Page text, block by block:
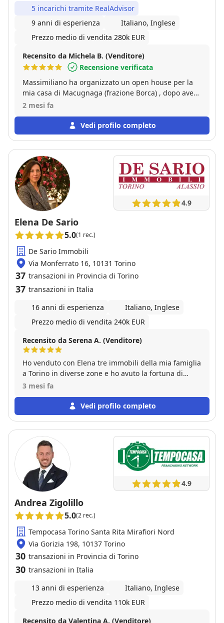
5 incarichi tramite RealAdvisor
9 anni di esperienza
Italiano, Inglese
Prezzo medio di vendita 280k EUR
Recensito da Michela B. (Venditore)
Recensione verificata
Massimiliano ha organizzato un open house per la
mia casa di Macugnaga (frazione Borca) , dopo aver
fatto i necessari sopralluoghi ed ottima pubblicità.
ha poi seguito passo passo fino al rogito con
impegno e pazienza!! Assolutamente TOP!!!
2 mesi fa
Vedi profilo completo
4.9
Elena De Sario
5.0(1 rec.)
De Sario Immobili
Via Monferrato 16, 10131 Torino
37 transazioni in Provincia di Torino
37 transazioni in Italia
16 anni di esperienza
Italiano, Inglese
Prezzo medio di vendita 240k EUR
Recensito da Serena A. (Venditore)
Ho venduto con Elena tre immobili della mia famiglia
a Torino in diverse zone e ho avuto la fortuna di
avere il supporto di una professionista di livello che
nostre aspettative ed è andata oltre. Affidatevi a lei
senza remore,a differenza di tanti ormai influencer
vostro immobile con Elena troverete una persona
che lavora davvero per i vostri interessi.
3 mesi fa
Vedi profilo completo
4.9
Andrea Zigolillo
5.0(2 rec.)
Tempocasa Torino Santa Rita Mirafiori Nord
Via Gorizia 198, 10137 Torino
30 transazioni in Provincia di Torino
30 transazioni in Italia
13 anni di esperienza
Italiano, Inglese
Prezzo medio di vendita 110k EUR
Recensito da Valentina A. (Venditore)